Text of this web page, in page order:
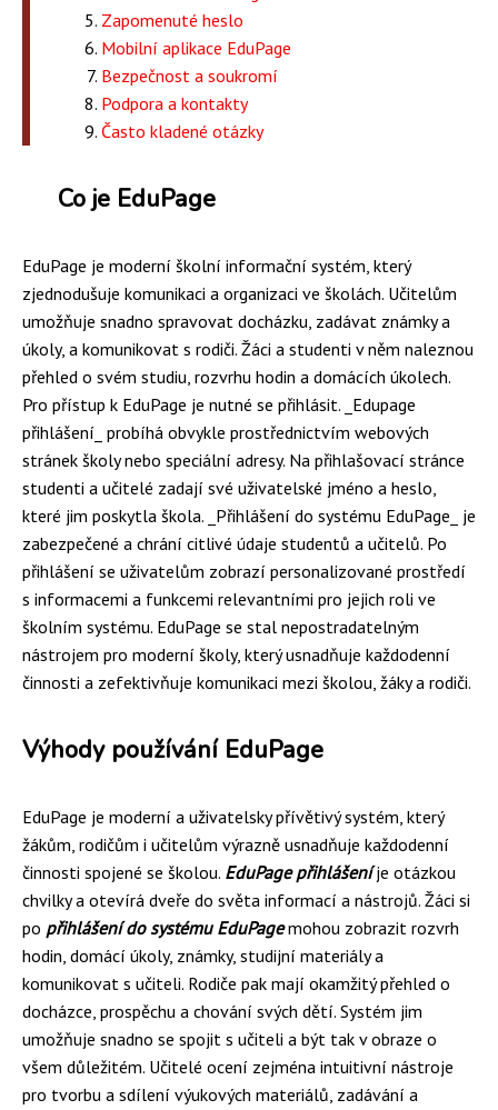
Zapomenuté heslo
Mobilní aplikace EduPage
Bezpečnost a soukromí
Podpora a kontakty
Často kladené otázky
Co je EduPage
EduPage je moderní školní informační systém, který
zjednodušuje komunikaci a organizaci ve školách. Učitelům
umožňuje snadno spravovat docházku, zadávat známky a
úkoly, a komunikovat s rodiči. Žáci a studenti v něm naleznou
přehled o svém studiu, rozvrhu hodin a domácích úkolech.
Pro přístup k EduPage je nutné se přihlásit. _Edupage
přihlášení_ probíhá obvykle prostřednictvím webových
stránek školy nebo speciální adresy. Na přihlašovací stránce
studenti a učitelé zadají své uživatelské jméno a heslo,
které jim poskytla škola. _Přihlášení do systému EduPage_ je
zabezpečené a chrání citlivé údaje studentů a učitelů. Po
přihlášení se uživatelům zobrazí personalizované prostředí
s informacemi a funkcemi relevantními pro jejich roli ve
školním systému. EduPage se stal nepostradatelným
nástrojem pro moderní školy, který usnadňuje každodenní
činnosti a zefektivňuje komunikaci mezi školou, žáky a rodiči.
Výhody používání EduPage
EduPage je moderní a uživatelsky přívětivý systém, který
žákům, rodičům i učitelům výrazně usnadňuje každodenní
činnosti spojené se školou. EduPage přihlášeníje otázkou
chvilky a otevírá dveře do světa informací a nástrojů. Žáci si
po přihlášení do systému EduPagemohou zobrazit rozvrh
hodin, domácí úkoly, známky, studijní materiály a
komunikovat s učiteli. Rodiče pak mají okamžitý přehled o
docházce, prospěchu a chování svých dětí. Systém jim
umožňuje snadno se spojit s učiteli a být tak v obraze o
všem důležitém. Učitelé ocení zejména intuitivní nástroje
pro tvorbu a sdílení výukových materiálů, zadávání a